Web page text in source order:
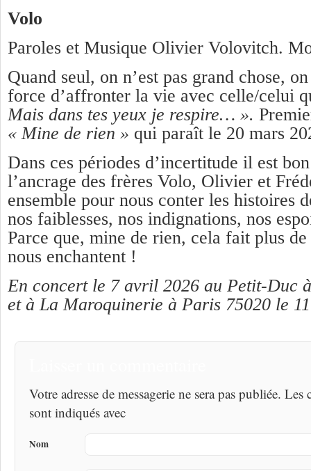
Volo
Paroles et Musique Olivier Volovitch.
Quand seul, on n’est pas grand chose,
force d’affronter la vie avec celle/celui
Mais dans tes yeux je respire… ».
« Mine de rien » qui paraît le 20 mars
Dans ces périodes d’incertitude il est
l’ancrage des frères Volo, Olivier et
ensemble pour nous conter les histoires
nos faiblesses, nos indignations, nos
Parce que, mine de rien, cela fait plus de
nous enchantent !
En concert le 7 avril 2026 au Petit-Duc
et à La Maroquinerie à Paris 75020 le
Votre adresse de messagerie ne sera pas publiée.
sont indiqués avec
Nom